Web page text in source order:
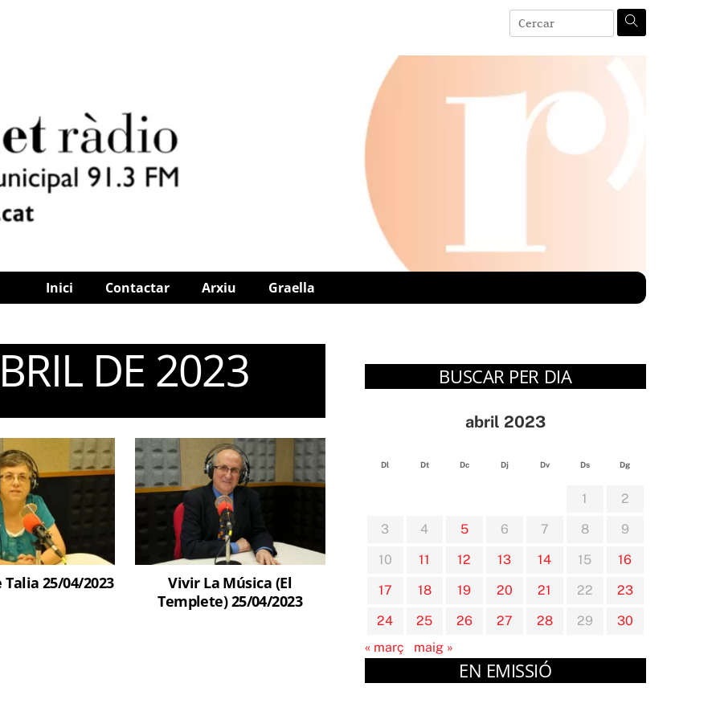
Inici Contactar Arxiu Graella
DE 2023
Talia 25/04/2023
Vivir La Música (El
Templete) 25/04/2023
BUSCAR PER DIA
abril 2023
Dl Dt Dc Dj Dv Ds Dg
1
2
3
4 5 6 7 8
9
10
11 12 13 14 15
16
17
18 19 20 21 22
23
24
25 26 27 28 29
30
« març
maig »
EN EMISSIÓ